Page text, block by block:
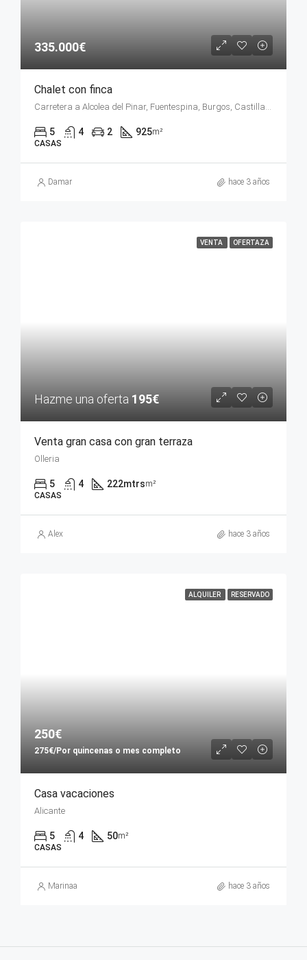
335.000€
Chalet con finca
Carretera a Alcolea del Pinar, Fuentespina, Burgos, Castilla y León, 09471, España
5 4 2 925m²
CASAS
Damar hace 3 años
VENTA OFERTAZA
Hazme una oferta 195€
Venta gran casa con gran terraza
Olleria
5 4 222mtrsm²
CASAS
Alex hace 3 años
ALQUILER RESERVADO
250€
275€/Por quincenas o mes completo
Casa vacaciones
Alicante
5 4 50m²
CASAS
Marinaa hace 3 años